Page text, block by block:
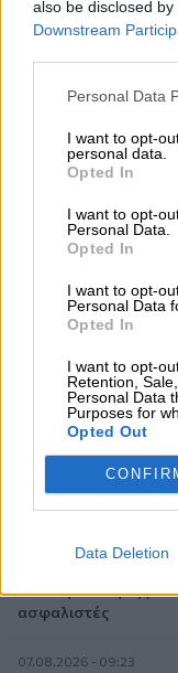
also be disclosed
Downstream
Personal Data
I want to opt-
personal data.
Opted In
I want to opt-
Personal Data.
Opted In
I want to opt-
Personal Data
Opted In
I want to opt-
Retention,
Personal Data
Purposes for
Opted Out
Data Deletion
07.08.2026 - 14:38
δοκιμών
07.08.2026 - 13:16
Χρήστος
07.08.2026 - 12:25
Bäte συνδέει τα
«protection gap»
07.08.2026 - 12:12
Οι αισθητήρες
07.08.2026 - 11:01
Generali:
στα Λειτουργικά
με συμβολή από όλες
07.08.2026 - 10:28
Ομαδικά
Συνταξιοδότησης:
ασφαλιστές
07.08.2026 - 09:23